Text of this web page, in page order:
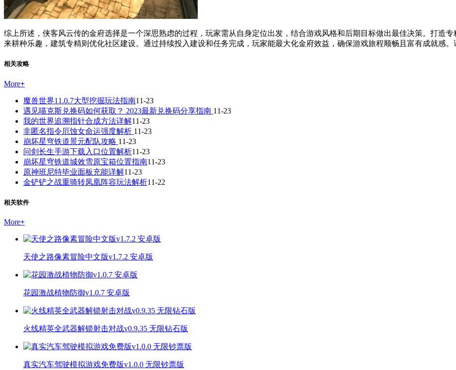
综上所述，侠客风云传的金府选择是一个深思熟虑的过程，玩家需从自身定位出发，结合游戏风格和后期目标做出最佳决策。打造
来耕种乐趣，建筑专精则优化社区建设。通过持续投入建设和任务完成，玩家能最大化金府效益，确保游戏旅程顺畅且富有成就感。
相关攻略
More+
魔兽世界11.0.7大型挖掘玩法指南11-23
遇见喵克斯兑换码如何获取？ 2023最新兑换码分享指南 11-23
我的世界追溯指针合成方法详解11-23
非匿名指令厄蚀女命运强度解析 11-23
崩坏星穹铁道景元配队攻略 11-23
问剑长生手游下载入口位置解析11-23
崩坏星穹铁道城效雪原宝箱位置指南11-23
原神班尼特毕业面板充能详解11-23
金铲铲之战重骑转凤凰阵容玩法解析11-22
相关软件
More+
天使之路像素冒险中文版v1.7.2 安卓版
花园激战植物防御v1.0.7 安卓版
火线精英全武器解锁射击对战v0.9.35 无限钻石版
真实汽车驾驶模拟游戏免费版v1.0.0 无限钞票版